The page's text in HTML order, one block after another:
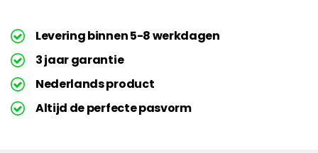
Levering binnen 5-8 werkdagen
3 jaar garantie
Nederlands product
Altijd de perfecte pasvorm